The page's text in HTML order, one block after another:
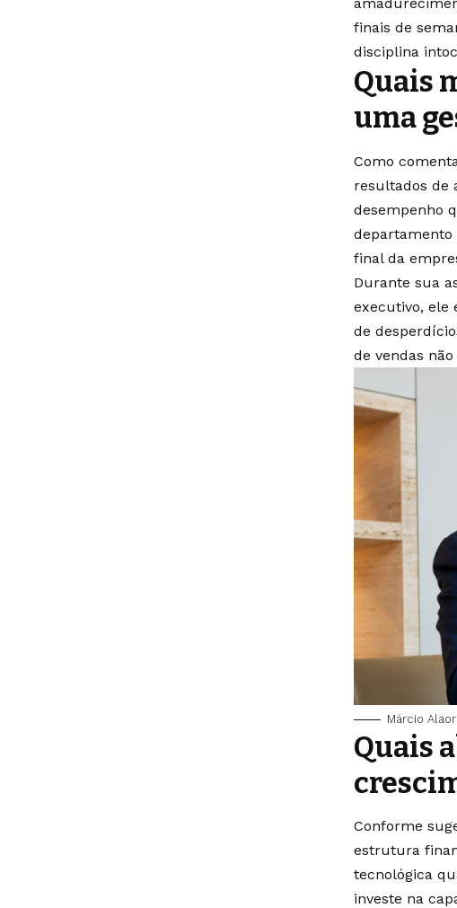
finais de
disciplina
Quais
uma
Como
resultados de
desempenho
departamento
final da
Durante sua
executivo, ele
de
de vendas
Márcio
Quais
Conforme
estrutura
tecnológica
investe na